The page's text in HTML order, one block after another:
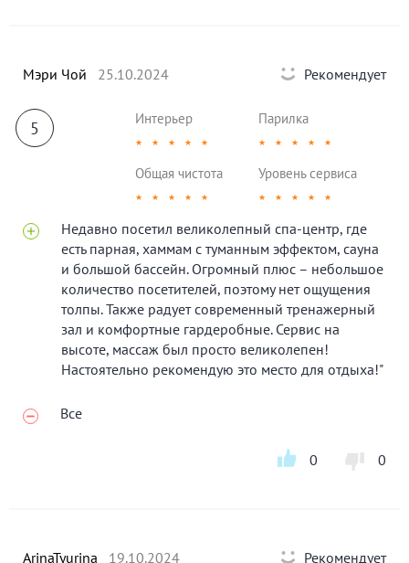
Мэри Чой 25.10.2024 Рекомендует
5 Интерьер
★ ★ ★ ★ ★
Парилка
★ ★ ★ ★ ★
Общая чистота
★ ★ ★ ★ ★
Уровень сервиса
★ ★ ★ ★ ★
Недавно посетил великолепный спа-центр, где
есть парная, хаммам с туманным эффектом, сауна
и большой бассейн. Огромный плюс – небольшое
количество посетителей, поэтому нет ощущения
толпы. Также радует современный тренажерный
зал и комфортные гардеробные. Сервис на
высоте, массаж был просто великолепен!
Настоятельно рекомендую это место для отдыха!"
Все
0 0
ArinaTyurina 19.10.2024 Рекомендует